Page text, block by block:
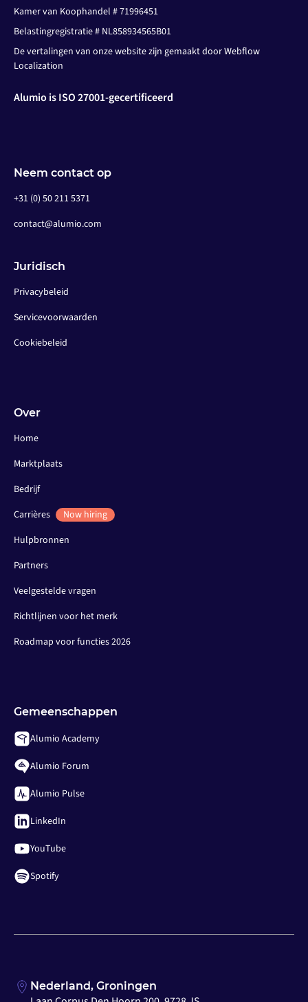
Kamer van Koophandel # 71996451
Belastingregistratie # NL858934565B01
De vertalingen van onze website zijn gemaakt door Webflow
Localization
Alumio is ISO 27001-gecertificeerd
Neem contact op
+31 (0) 50 211 5371
contact@alumio.com
Juridisch
Privacybeleid
Servicevoorwaarden
Cookiebeleid
Over
Home
Marktplaats
Bedrijf
Carrières
Now hiring
Hulpbronnen
Partners
Veelgestelde vragen
Richtlijnen voor het merk
Roadmap voor functies 2026
Gemeenschappen
Alumio Academy
Alumio Forum
Alumio Pulse
LinkedIn
YouTube
Spotify
Nederland, Groningen